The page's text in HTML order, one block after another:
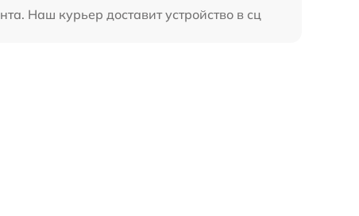
Наш курьер доставит устройство в сц